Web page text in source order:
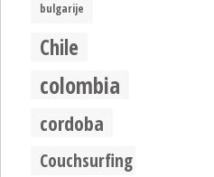
bulgarije
Chile
colombia
cordoba
Couchsurfing